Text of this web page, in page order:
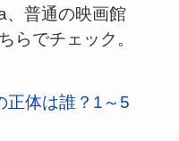
普通の映画館
らでチェック。
正体は誰？1～5